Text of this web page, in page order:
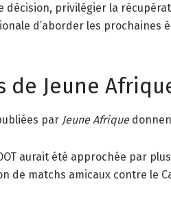
décision, privilégier la
d’aborder les prochaines
de Jeune
par Jeune Afrique
aurait été approchée par
de matchs amicaux contre le